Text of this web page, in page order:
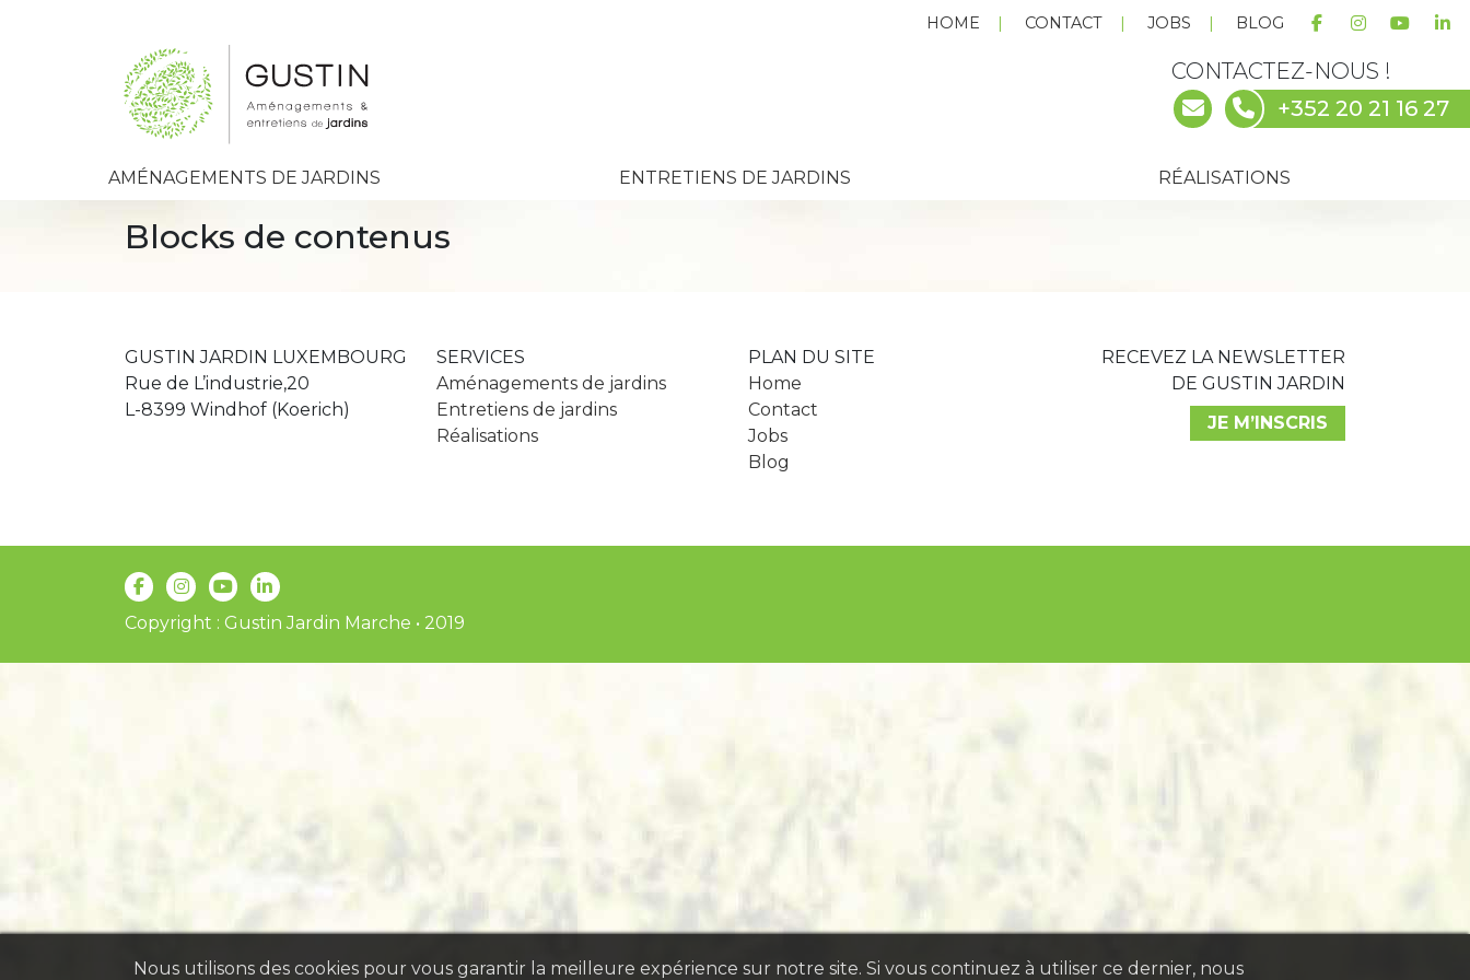
HOME CONTACT JOBS BLOG
CONTACTEZ-NOUS !
+352 20 21 16 27
AMÉNAGEMENTS DE JARDINS ENTRETIENS DE JARDINS RÉALISATIONS
Blocks de contenus
Nous utilisons des cookies pour vous garantir la meilleure expérience sur notre site. Si vous continuez à utiliser ce dernier, nous
GUSTIN JARDIN LUXEMBOURG
Rue de L’industrie,20
L-8399 Windhof (Koerich)
SERVICES
Aménagements de jardins
Entretiens de jardins
Réalisations
PLAN DU SITE
Home
Contact
Jobs
Blog
RECEVEZ LA NEWSLETTER
DE GUSTIN JARDIN
JE M’INSCRIS
Copyright : Gustin Jardin Marche • 2019